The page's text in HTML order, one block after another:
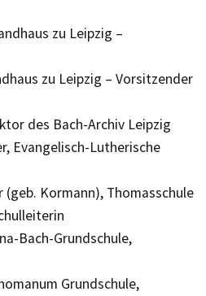
zu Leipzig –
zu Leipzig – Vorsitzender
des Bach-Archiv Leipzig
Evangelisch-Lutherische
Kormann), Thomasschule
Bach-Grundschule,
Grundschule,